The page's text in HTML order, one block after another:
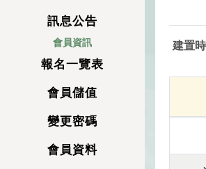
訊息公告
會員資訊
報名一覽表
會員儲值
變更密碼
會員資料
建置時